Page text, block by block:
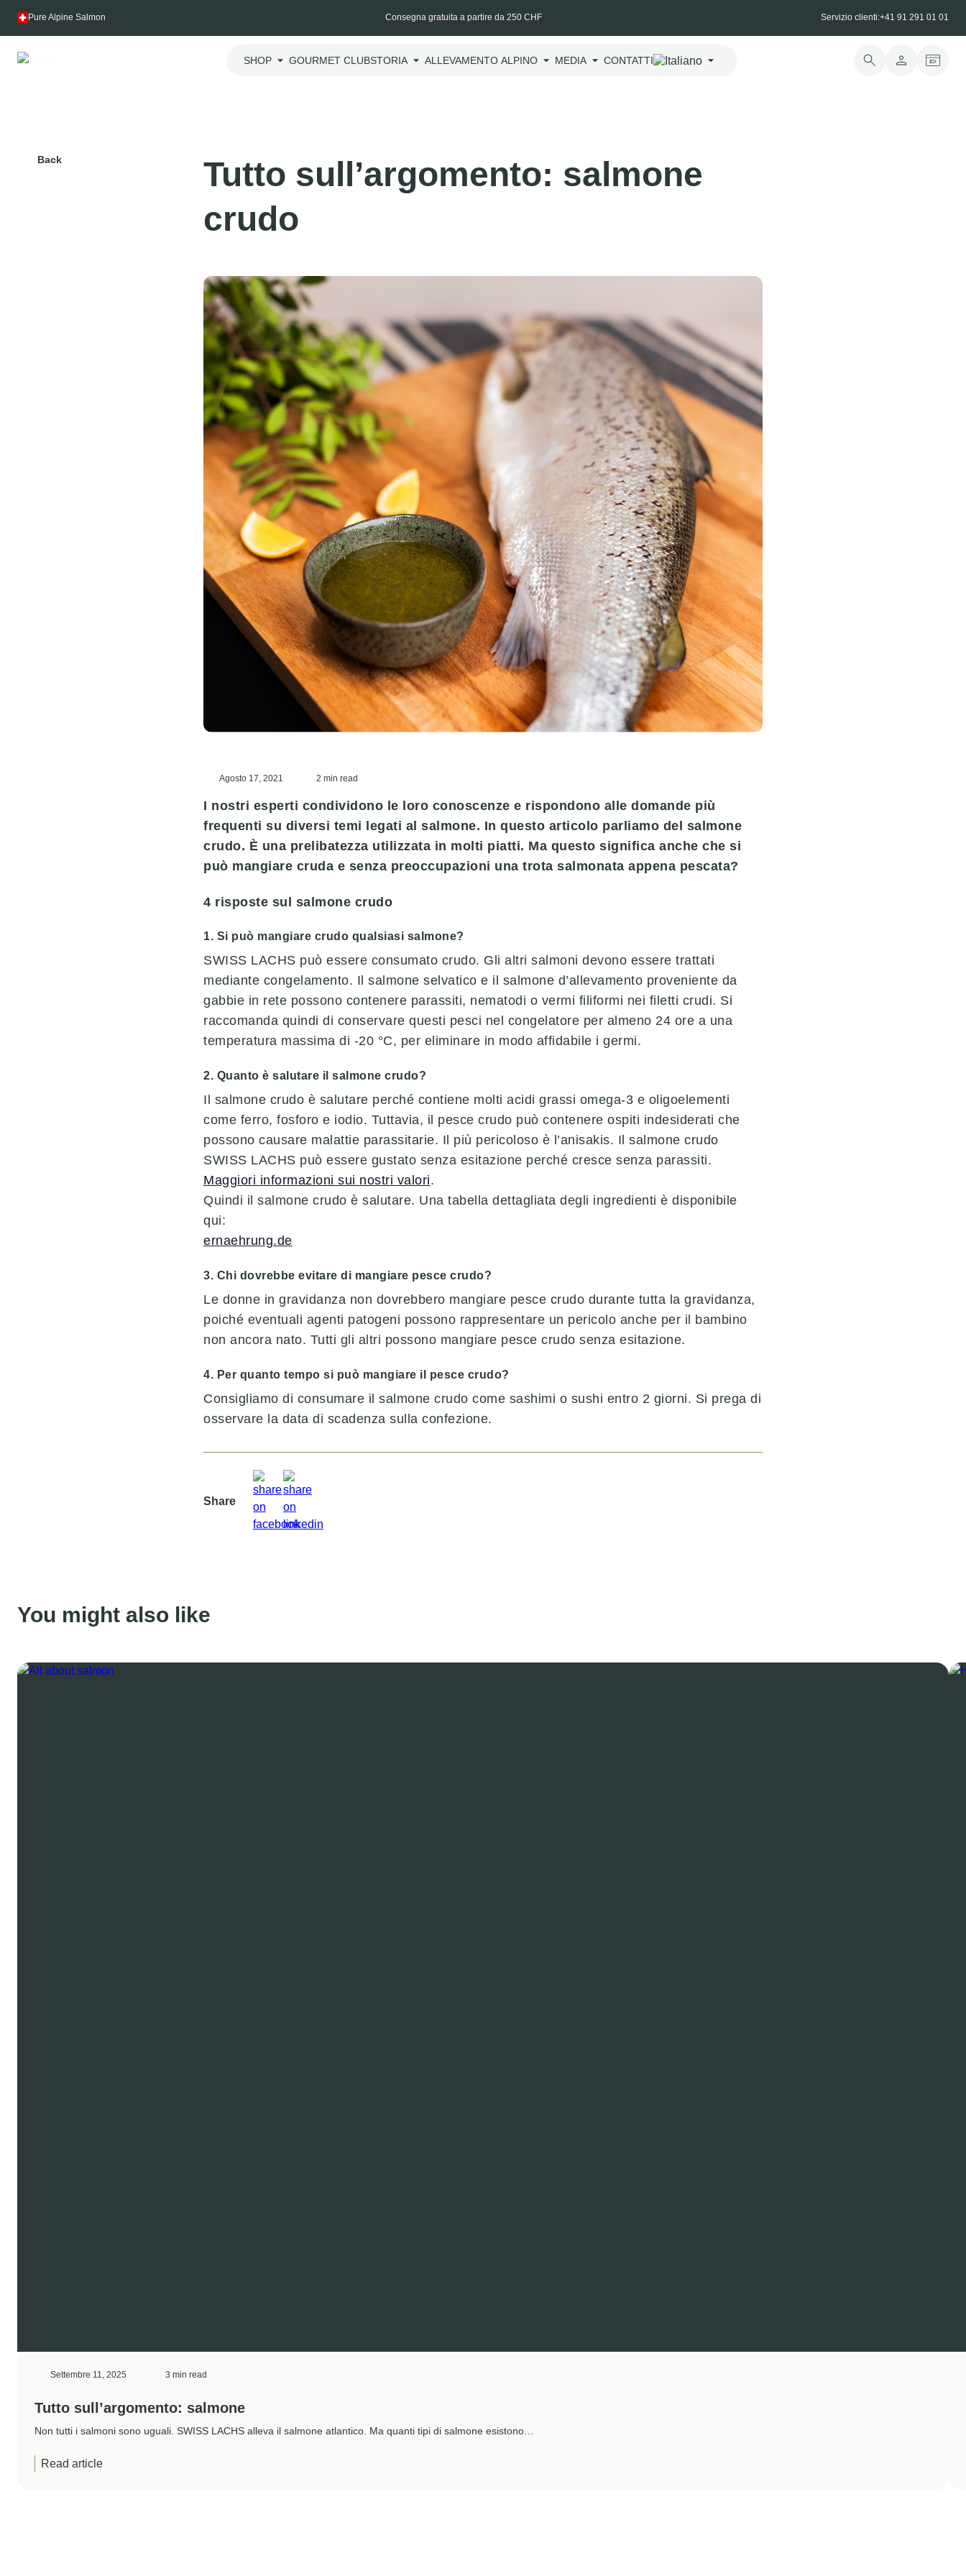
Pure Alpine Salmon Consegna gratuita a partire da 250 CHF Servizio clienti:+41 91 291 01 01
SHOP GOURMET CLUBSTORIA ALLEVAMENTO ALPINO MEDIA CONTATTI
Back
Tutto sull’argomento: salmone
crudo
Agosto 17, 2021 2 min read
I nostri esperti condividono le loro conoscenze e rispondono alle domande più
frequenti su diversi temi legati al salmone. In questo articolo parliamo del salmone
crudo. È una prelibatezza utilizzata in molti piatti. Ma questo significa anche che si
può mangiare cruda e senza preoccupazioni una trota salmonata appena pescata?
4 risposte sul salmone crudo
1. Si può mangiare crudo qualsiasi salmone?
SWISS LACHS può essere consumato crudo. Gli altri salmoni devono essere trattati
mediante congelamento. Il salmone selvatico e il salmone d’allevamento proveniente da
gabbie in rete possono contenere parassiti, nematodi o vermi filiformi nei filetti crudi. Si
raccomanda quindi di conservare questi pesci nel congelatore per almeno 24 ore a una
temperatura massima di -20 °C, per eliminare in modo affidabile i germi.
2. Quanto è salutare il salmone crudo?
Il salmone crudo è salutare perché contiene molti acidi grassi omega-3 e oligoelementi
come ferro, fosforo e iodio. Tuttavia, il pesce crudo può contenere ospiti indesiderati che
possono causare malattie parassitarie. Il più pericoloso è l’anisakis. Il salmone crudo
SWISS LACHS può essere gustato senza esitazione perché cresce senza parassiti.
Maggiori informazioni sui nostri valori.
Quindi il salmone crudo è salutare. Una tabella dettagliata degli ingredienti è disponibile
qui:
ernaehrung.de
3. Chi dovrebbe evitare di mangiare pesce crudo?
Le donne in gravidanza non dovrebbero mangiare pesce crudo durante tutta la gravidanza,
poiché eventuali agenti patogeni possono rappresentare un pericolo anche per il bambino
non ancora nato. Tutti gli altri possono mangiare pesce crudo senza esitazione.
4. Per quanto tempo si può mangiare il pesce crudo?
Consigliamo di consumare il salmone crudo come sashimi o sushi entro 2 giorni. Si prega di
osservare la data di scadenza sulla confezione.
Share
You might also like
Settembre 11, 2025 3 min read
Tutto sull’argomento: salmone
Non tutti i salmoni sono uguali. SWISS LACHS alleva il salmone atlantico. Ma quanti tipi di salmone esistono…
Read article